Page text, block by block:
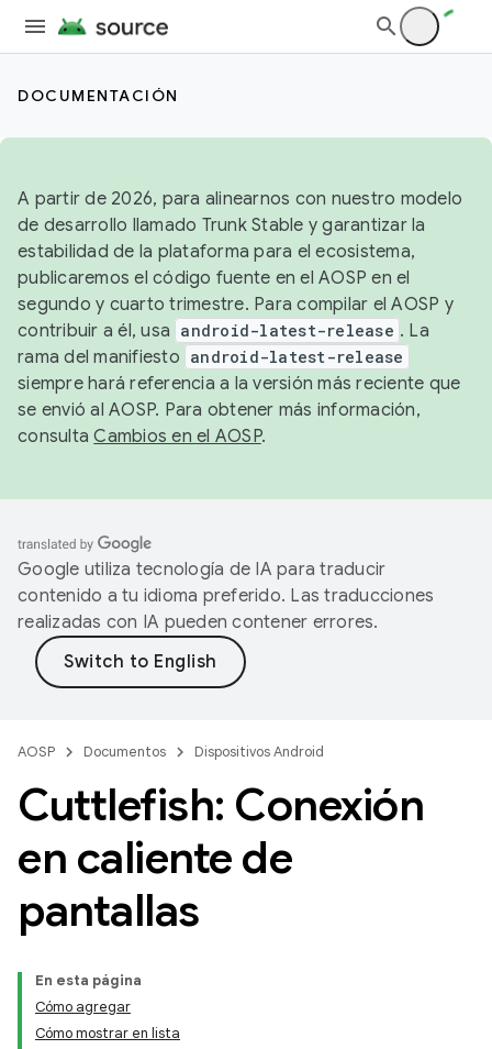
DOCUMENTACIÓN
A partir de 2026, para alinearnos con nuestro modelo
de desarrollo llamado Trunk Stable y garantizar la
estabilidad de la plataforma para el ecosistema,
publicaremos el código fuente en el AOSP en el
segundo y cuarto trimestre. Para compilar el AOSP y
contribuir a él, usa android-latest-release . La
rama del manifiesto android-latest-release
siempre hará referencia a la versión más reciente que
se envió al AOSP. Para obtener más información,
consultaCambios en el AOSP.
Google utiliza tecnología de IA para traducir
contenido a tu idioma preferido. Las traducciones
realizadas con IA pueden contener errores.
AOSP Documentos Dispositivos Android
Cuttlefish: Conexión
en caliente de
pantallas
En esta página
Cómo agregar
Cómo mostrar en lista